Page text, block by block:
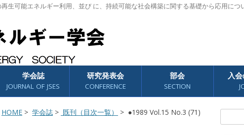
生可能エネルギー利用、並び に、持続可能な社会構築に関する基礎から応用に
学会誌
JOURNAL OF JSES
研究発表会
CONFERENCE
部会
SECTION
入
HOME > 学会誌 > 既刊（目次一覧） > ●1989 Vol.15 No.3 (71)
索: